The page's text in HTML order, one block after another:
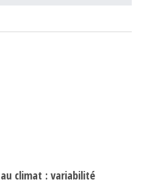
climat : variabilité